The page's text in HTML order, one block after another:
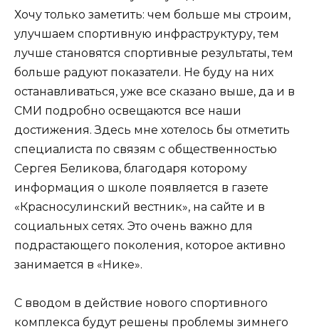
Хочу только заметить: чем больше мы строим,
улучшаем спортивную инфраструктуру, тем
лучше становятся спортивные результаты, тем
больше радуют показатели. Не буду на них
останавливаться, уже все сказано выше, да и в
СМИ подробно освещаются все наши
достижения. Здесь мне хотелось бы отметить
специалиста по связям с общественностью
Сергея Беликова, благодаря которому
информация о школе появляется в газете
«Красносулинский вестник», на сайте и в
социальных сетях. Это очень важно для
подрастающего поколения, которое активно
занимается в «Нике».
С вводом в действие нового спортивного
комплекса будут решены проблемы зимнего